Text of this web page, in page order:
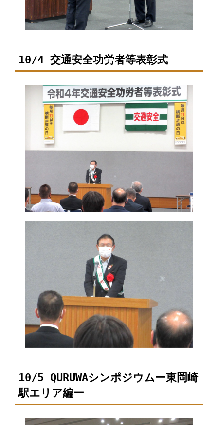
10/4 交通安全功労者等表彰式
10/5 QURUWAシンポジウムー東岡崎
駅エリア編ー